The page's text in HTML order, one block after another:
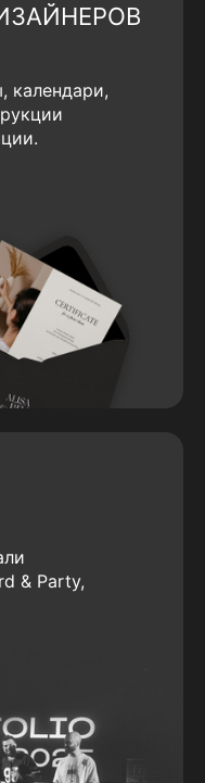
календари,
& Party,